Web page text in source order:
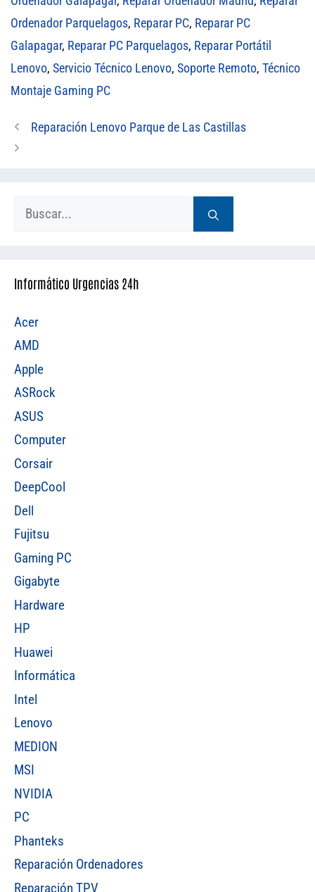
Ordenador Parquelagos, Reparar PC, Reparar PC
Galapagar, Reparar PC Parquelagos, Reparar Portátil
Lenovo, Servicio Técnico Lenovo, Soporte Remoto, Técnico
Montaje Gaming PC
Reparación Lenovo Parque de Las Castillas
Informático Urgencias 24h
Acer
AMD
Apple
ASRock
ASUS
Computer
Corsair
DeepCool
Dell
Fujitsu
Gaming PC
Gigabyte
Hardware
HP
Huawei
Informática
Intel
Lenovo
MEDION
MSI
NVIDIA
PC
Phanteks
Reparación Ordenadores
Reparación TPV